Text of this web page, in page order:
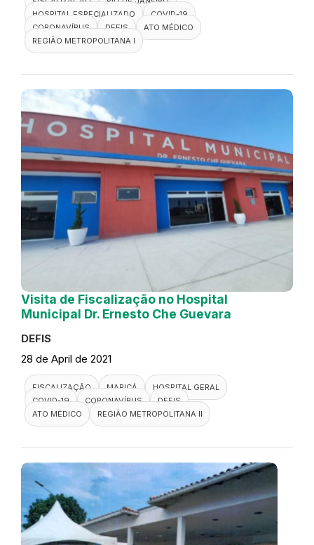
HOSPITAL ESPECIALIZADO
COVID-19
CORONAVÍRUS
DEFIS
ATO MÉDICO
REGIÃO METROPOLITANA I
Visita de Fiscalização no Hospital
Municipal Dr. Ernesto Che Guevara
DEFIS
28 de April de 2021
FISCALIZAÇÃO MARICÁ
HOSPITAL GERAL
COVID-19
CORONAVÍRUS
DEFIS
ATO MÉDICO
REGIÃO METROPOLITANA II